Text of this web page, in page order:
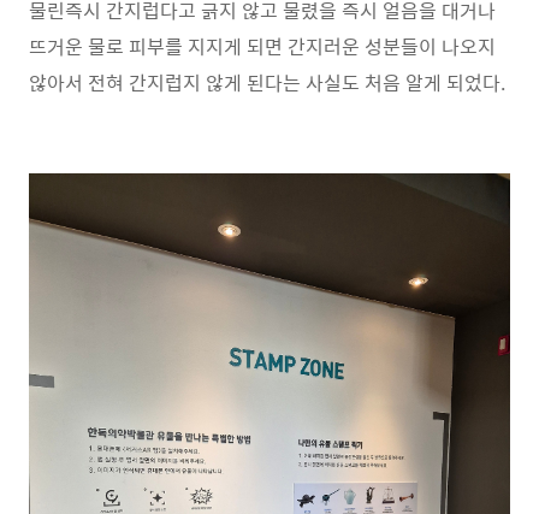
물린즉시 간지럽다고 긁지 않고 물렸을 즉시 얼음을 대거나
뜨거운 물로 피부를 지지게 되면 간지러운 성분들이 나오지
않아서 전혀 간지럽지 않게 된다는 사실도 처음 알게 되었다.